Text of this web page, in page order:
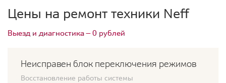
Цены на ремонт техники Neff
Выезд и диагностика — 0 рублей
Неисправен блок переключения режимов
Восстановление работы системы